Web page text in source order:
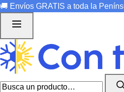
🚚 Envíos GRATIS a toda la